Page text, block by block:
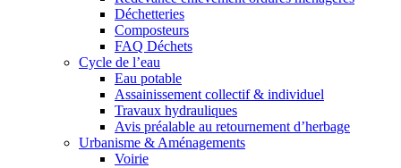
Déchetteries
Composteurs
FAQ Déchets
Cycle de l’eau
Eau potable
Assainissement collectif & individuel
Travaux hydrauliques
Avis préalable au retournement d’herbage
Urbanisme & Aménagements
Voirie